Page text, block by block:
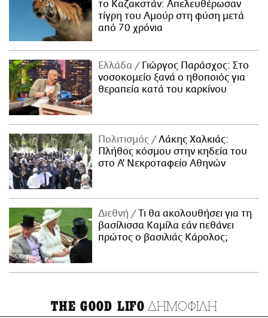
το Καζακστάν: Απελευθέρωσαν
τίγρη του Αμούρ στη φύση μετά
από 70 χρόνια
Ελλάδα
Γιώργος Παράσχος: Στο
νοσοκομείο ξανά ο ηθοποιός για
θεραπεία κατά του καρκίνου
Πολιτισμός
Λάκης Χαλκιάς:
Πλήθος κόσμου στην κηδεία του
στο Α' Νεκροταφείο Αθηνών
Διεθνή
Τι θα ακολουθήσει για τη
βασίλισσα Καμίλα εάν πεθάνει
πρώτος ο βασιλιάς Κάρολος;
THE GOOD LIFO ΔΗΜΟΦΙΛΗ